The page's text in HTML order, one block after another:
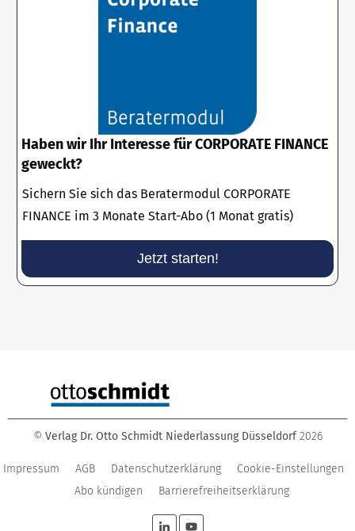
Haben wir Ihr Interesse für CORPORATE FINANCE
geweckt?
Sichern Sie sich das Beratermodul CORPORATE
FINANCE im 3 Monate Start-Abo (1 Monat gratis)
Jetzt starten!
© Verlag Dr. Otto Schmidt Niederlassung Düsseldorf 2026
Impressum AGB Datenschutzerklärung
Cookie-Einstellungen
Abo kündigen
Barrierefreiheitserklärung